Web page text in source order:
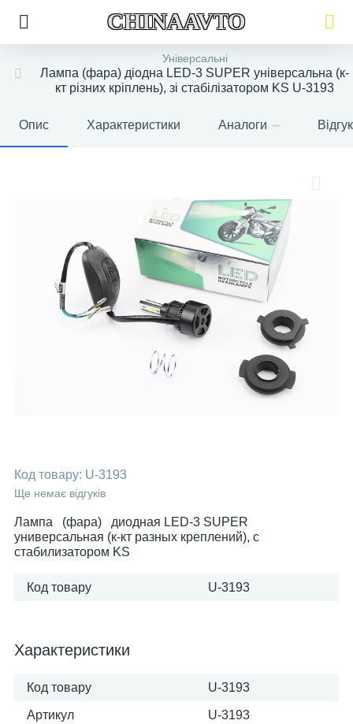
CHINAAVTO
Універсальні
Лампа (фара) діодна LED-3 SUPER універсальна (к-
кт різних кріплень), зі стабілізатором KS U-3193
Опис Характеристики Аналоги
Код товару: U-3193
Ще немає відгуків
Лампа (фара) диодная LED-3 SUPER
универсальная (к-кт разных креплений), с
стабилизатором KS
Код товару U-3193
Характеристики
Код товару U-3193
Артикул U-3193